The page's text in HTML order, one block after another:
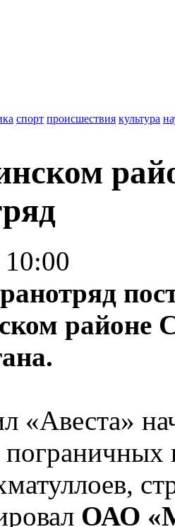
спорт происшествия культура
районе
«Авеста»
ОАО